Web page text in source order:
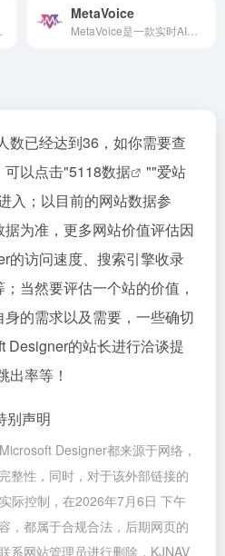
MetaVoice
数已经达到36，如你需要查
可以点击"5118数据 ""爱站
入；以目前的网站数据参
为准，更多网站价值评估因
的访问速度、搜索引擎收录
当然要评估一个站的价值，
的需求以及需要，一些确切
Designer的站长进行洽谈提
出率等！
别声明
Designer都来源于网络，
整性，同时，对于该外部链接的
际控制，在2026年7月6日 下午
，都属于合规合法，后期网页的
系网站管理员进行删除，KJNAV